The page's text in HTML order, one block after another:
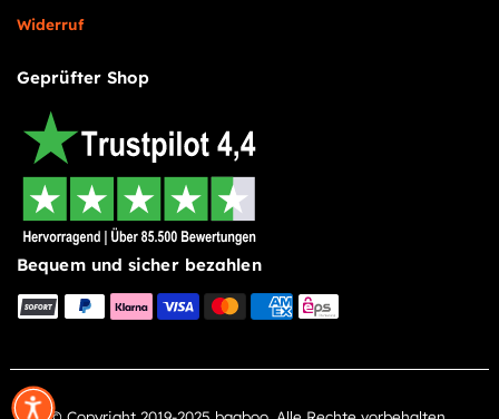
Widerruf
Geprüfter Shop
Bequem und sicher bezahlen